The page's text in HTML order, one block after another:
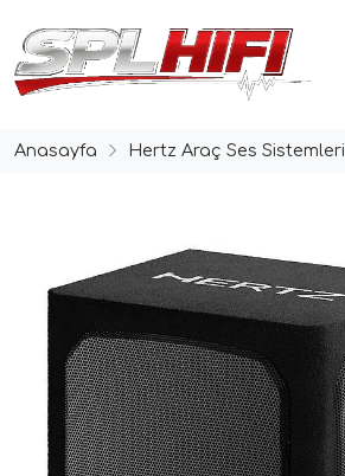
Anasayfa Hertz Araç Ses Sistemleri